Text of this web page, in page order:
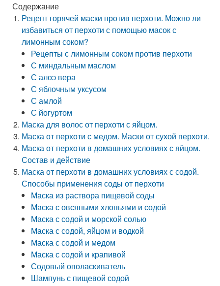
Содержание
Рецепт горячей маски против перхоти. Можно ли
избавиться от перхоти с помощью масок с
лимонным соком?
Рецепты с лимонным соком против перхоти
С миндальным маслом
С алоэ вера
С яблочным уксусом
С амлой
С йогуртом
Маска для волос от перхоти с яйцом.
Маска от перхоти с медом. Маски от сухой перхоти.
Маска от перхоти в домашних условиях с яйцом.
Состав и действие
Маска от перхоти в домашних условиях с содой.
Способы применения соды от перхоти
Маска из раствора пищевой соды
Маска с овсяными хлопьями и содой
Маска с содой и морской солью
Маска с содой, яйцом и водкой
Маска с содой и медом
Маска с содой и крапивой
Содовый ополаскиватель
Шампунь с пищевой содой